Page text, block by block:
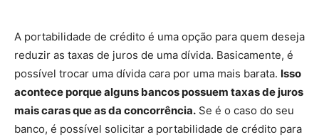
A portabilidade de crédito é uma opção para quem deseja
reduzir as taxas de juros de uma dívida. Basicamente, é
possível trocar uma dívida cara por uma mais barata. Isso
acontece porque alguns bancos possuem taxas de juros
mais caras que as da concorrência. Se é o caso do seu
banco, é possível solicitar a portabilidade de crédito para